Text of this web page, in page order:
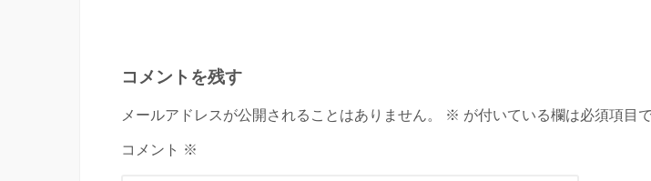
コメントを残す
メールアドレスが公開されることはありません。 ※ が付いている欄は必須項目
コメント ※